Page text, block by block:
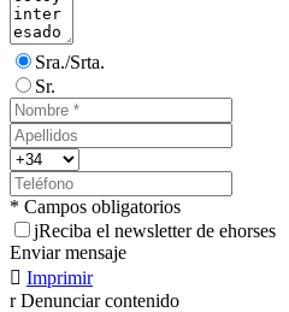
Sra./Srta.
Sr.
* Campos obligatorios
jReciba el newsletter de ehorses
Enviar mensaje
 Imprimir
r Denunciar contenido